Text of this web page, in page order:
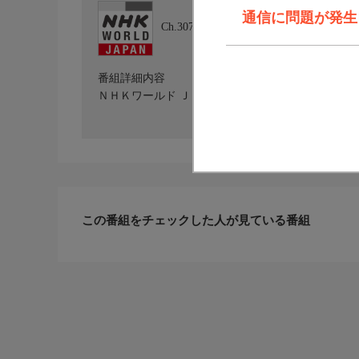
通信に問題が発
Ch.307
NHKワールド JAPAN
番組詳細内容
ＮＨＫワールド ＪＡＰＡＮを放送しています。詳
この番組をチェックした人が見ている番組